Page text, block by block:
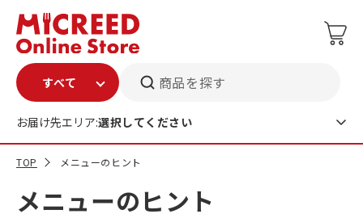
商品を探す
お届け先エリア:選択してください
TOP メニューのヒント
メニューのヒント